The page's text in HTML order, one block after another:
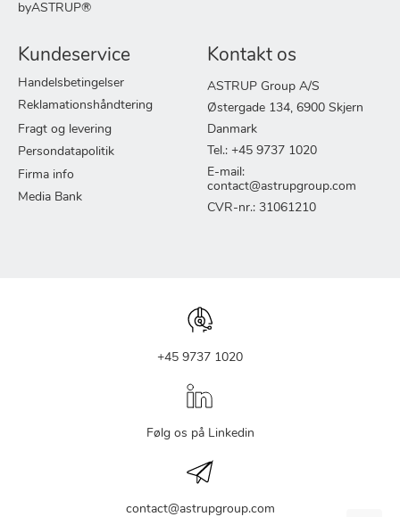
byASTRUP®
Kundeservice
Handelsbetingelser
Reklamationshåndtering
Fragt og levering
Persondatapolitik
Firma info
Media Bank
Kontakt os
ASTRUP Group A/S
Østergade 134, 6900 Skjern
Danmark
Tel.: +45 9737 1020
E-mail:
contact@astrupgroup.com
CVR-nr.: 31061210
+45 9737 1020
Følg os på Linkedin
contact@astrupgroup.com